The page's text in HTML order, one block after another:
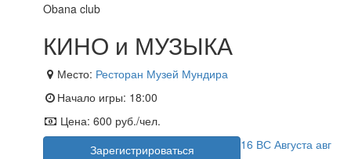
Obana club
КИНО и МУЗЫКА
Место: Ресторан Музей Мундира
Начало игры: 18:00
Цена: 600 руб./чел.
Зарегистрироваться
16 ВС Августа авг